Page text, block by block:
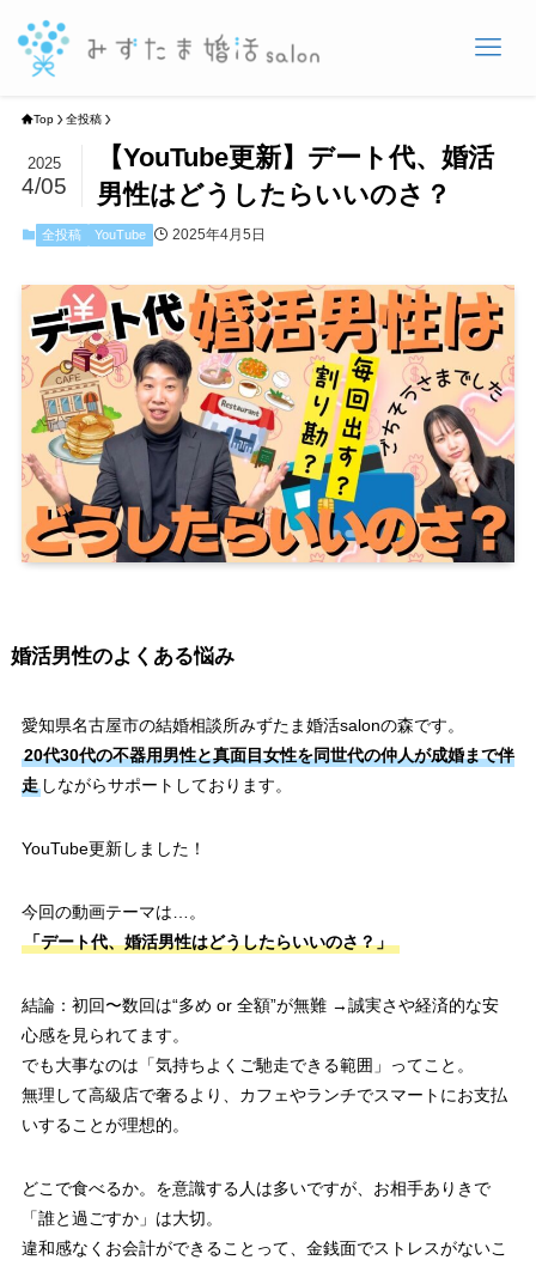
Top 全投稿
【YouTube更新】デート代、婚活
男性はどうしたらいいのさ？
2025
4/05
全投稿 YouTube 2025年4月5日
婚活男性のよくある悩み
愛知県名古屋市の結婚相談所みずたま婚活salonの森です。
20代30代の不器用男性と真面目女性を同世代の仲人が成婚まで伴
走しながらサポートしております。
YouTube更新しました！
今回の動画テーマは…。
「デート代、婚活男性はどうしたらいいのさ？」
結論：初回〜数回は“多め or 全額”が無難 →誠実さや経済的な安
心感を見られてます。
でも大事なのは「気持ちよくご馳走できる範囲」ってこと。
無理して高級店で奢るより、カフェやランチでスマートにお支払
いすることが理想的。
どこで食べるか。を意識する人は多いですが、お相手ありきで
「誰と過ごすか」は大切。
違和感なくお会計ができることって、金銭面でストレスがないこ